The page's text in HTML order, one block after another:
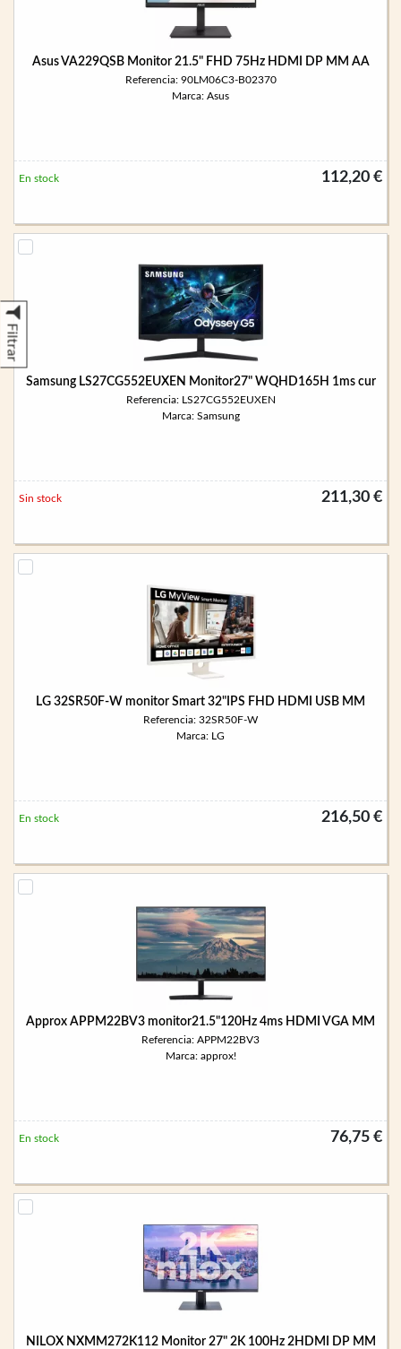
Filtrar
Asus VA229QSB Monitor 21.5" FHD 75Hz HDMI DP MM AA
Referencia: 90LM06C3-B02370
Marca: Asus
112,20 €
En stock
Samsung LS27CG552EUXEN Monitor27" WQHD165H 1ms cur
Referencia: LS27CG552EUXEN
Marca: Samsung
211,30 €
Sin stock
LG 32SR50F-W monitor Smart 32"IPS FHD HDMI USB MM
Referencia: 32SR50F-W
Marca: LG
216,50 €
En stock
Approx APPM22BV3 monitor21.5"120Hz 4ms HDMI VGA MM
Referencia: APPM22BV3
Marca: approx!
76,75 €
En stock
NILOX NXMM272K112 Monitor 27" 2K 100Hz 2HDMI DP MM